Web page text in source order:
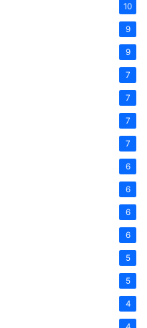
10
9
9
7
7
7
7
6
6
6
6
5
5
4